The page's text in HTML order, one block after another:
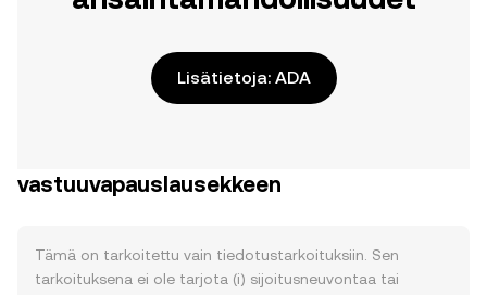
Lisätietoja: ADA
vastuuvapauslausekkeen
Tämä on tarkoitettu vain tiedotustarkoituksiin. Sen
tarkoituksena ei ole tarjota (i) sijoitusneuvontaa tai